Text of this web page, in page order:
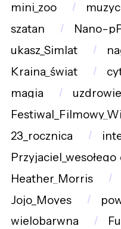
mini_zoo
szatan
Nano-
ukasz_Simlat
Kraina_świąt
magia
23_rocznica
Heather_Morris
Jojo_Moyes
wielobarwna